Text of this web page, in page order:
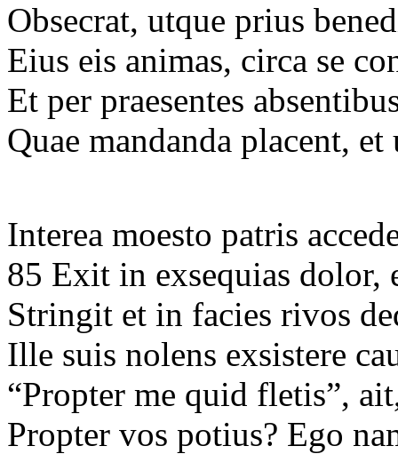
Obsecrat, utque prius
Eius eis animas, circa se
Et per praesentes
Quae mandanda placent,
Interea moesto patris
85 Exit in exsequias
Stringit et in facies rivos
Ille suis nolens exsistere
“Propter me quid fletis”,
Propter vos potius? Ego